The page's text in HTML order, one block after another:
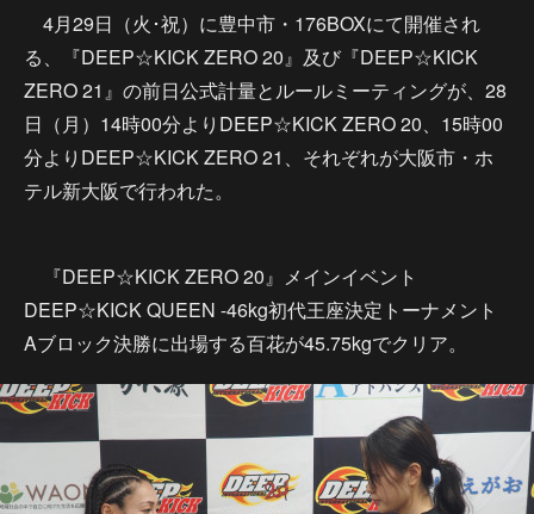
4月29日（火･祝）に豊中市・176BOXにて開催され
る、『DEEP☆KICK ZERO 20』及び『DEEP☆KICK
ZERO 21』の前日公式計量とルールミーティングが、28
日（月）14時00分よりDEEP☆KICK ZERO 20、15時00
分よりDEEP☆KICK ZERO 21、それぞれが大阪市・ホ
テル新大阪で行われた。
『DEEP☆KICK ZERO 20』メインイベント
DEEP☆KICK QUEEN -46kg初代王座決定トーナメント
Aブロック決勝に出場する百花が45.75kgでクリア。